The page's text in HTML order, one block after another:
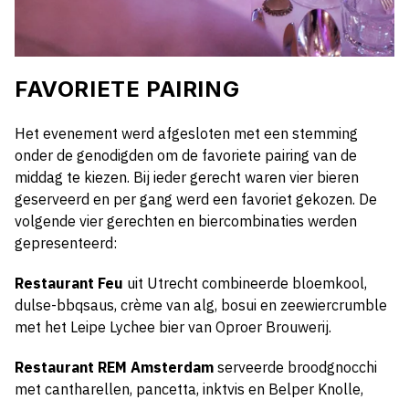
FAVORIETE PAIRING
Het evenement werd afgesloten met een stemming
onder de genodigden om de favoriete pairing van de
middag te kiezen. Bij ieder gerecht waren vier bieren
geserveerd en per gang werd een favoriet gekozen. De
volgende vier gerechten en biercombinaties werden
gepresenteerd:
Restaurant Feu uit Utrecht combineerde bloemkool,
dulse-bbqsaus, crème van alg, bosui en zeewiercrumble
met het Leipe Lychee bier van Oproer Brouwerij.
Restaurant REM Amsterdam serveerde broodgnocchi
met cantharellen, pancetta, inktvis en Belper Knolle,